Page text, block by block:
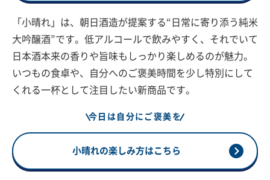
「小晴れ」は、朝日酒造が提案する“日常に寄り添う純米
大吟醸酒”です。低アルコールで飲みやすく、それでいて
日本酒本来の香りや旨味もしっかり楽しめるのが魅力。
いつもの食卓や、自分へのご褒美時間を少し特別にして
くれる一杯として注目したい新商品です。
今日は自分にご褒美を
小晴れの楽しみ方はこちら